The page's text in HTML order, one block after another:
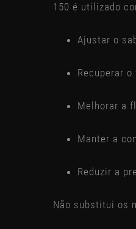
150 é utilizado
Ajustar o
Recuperar
Melhorar a
Manter a
Reduzir a
Não substitui os